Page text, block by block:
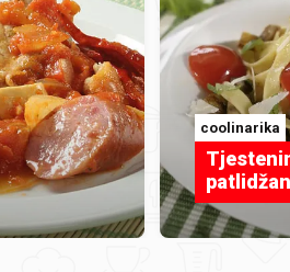
coolinarika